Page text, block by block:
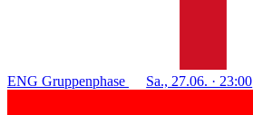
ENG Gruppenphase Sa., 27.06. · 23:00